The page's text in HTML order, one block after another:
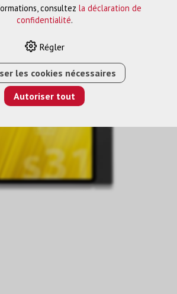
SOLUTION DE MONTAGE
S31 B SDOCK FIX MINI, NOIR
consultez la déclaration de
confidentialité.
Régler
les cookies nécessaires
Autoriser tout